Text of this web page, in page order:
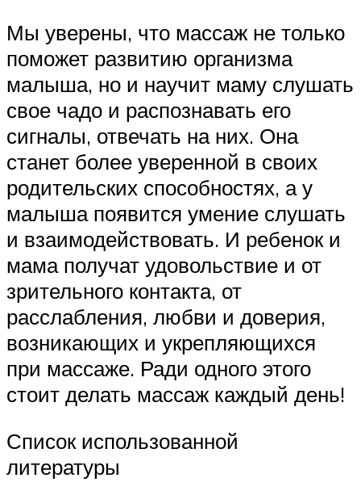
Мы уверены, что массаж не только
поможет развитию организма
малыша, но и научит маму слушать
свое чадо и распознавать его
сигналы, отвечать на них. Она
станет более уверенной в своих
родительских способностях, а у
малыша появится умение слушать
и взаимодействовать. И ребенок и
мама получат удовольствие и от
зрительного контакта, от
расслабления, любви и доверия,
возникающих и укрепляющихся
при массаже. Ради одного этого
стоит делать массаж каждый день!
Список использованной
литературы